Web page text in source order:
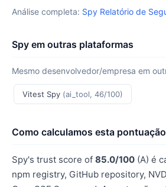
Análise completa: Spy Relatório de
Spy em outras plataformas
Mesmo desenvolvedor/empresa em
Vitest Spy (ai_tool, 46/100)
Como calculamos esta pontuação
Spy's trust score of 85.0/100 (A) é
npm registry, GitHub repository,